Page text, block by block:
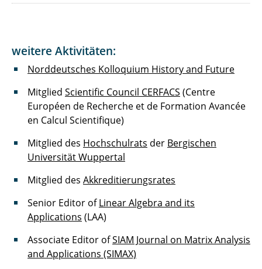
weitere Aktivitäten:
Norddeutsches Kolloquium History and Future
Mitglied Scientific Council CERFACS (Centre
Européen de Recherche et de Formation Avancée
en Calcul Scientifique)
Mitglied des Hochschulrats der Bergischen
Universität Wuppertal
Mitglied des Akkreditierungsrates
Senior Editor ofLinear Algebra and its
Applications (LAA)
Associate Editor ofSIAM Journal on Matrix Analysis
and Applications (SIMAX)